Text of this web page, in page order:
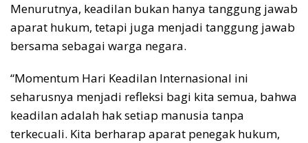
Menurutnya, keadilan bukan hanya tanggung jawab
aparat hukum, tetapi juga menjadi tanggung jawab
bersama sebagai warga negara.
“Momentum Hari Keadilan Internasional ini
seharusnya menjadi refleksi bagi kita semua, bahwa
keadilan adalah hak setiap manusia tanpa
terkecuali. Kita berharap aparat penegak hukum,